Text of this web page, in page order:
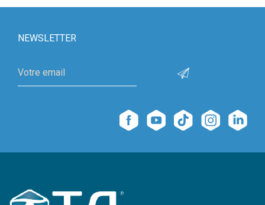
NEWSLETTER